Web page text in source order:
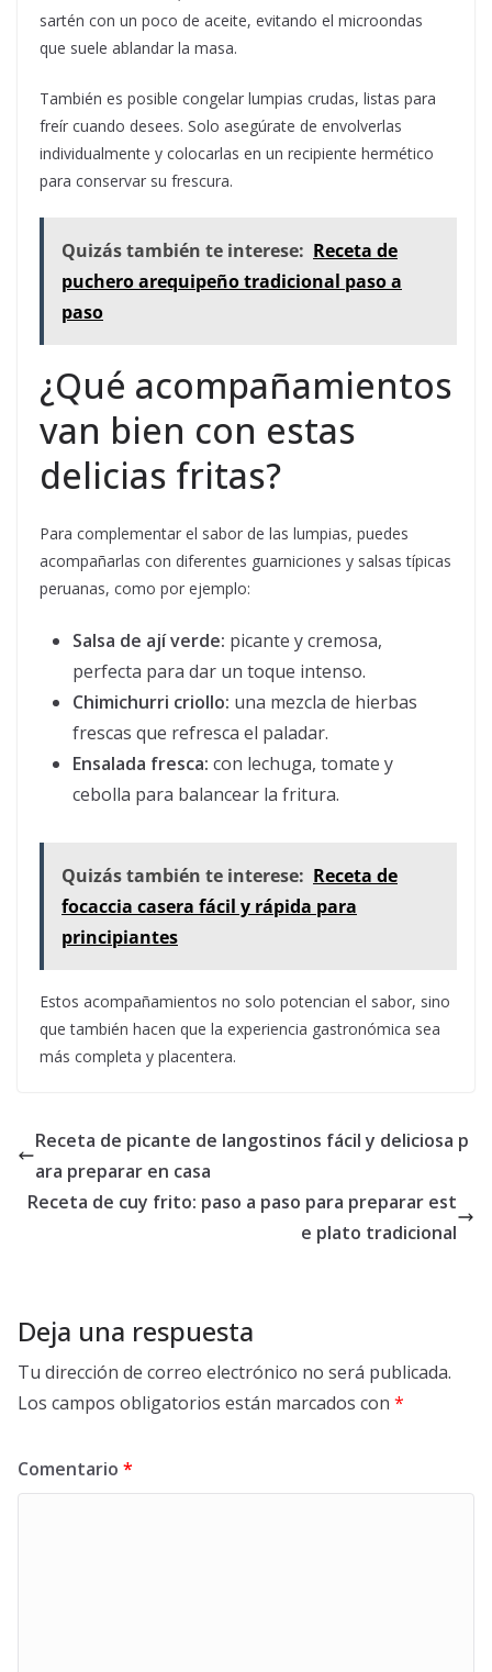
sartén con un poco de aceite, evitando el microondas
que suele ablandar la masa.
También es posible congelar lumpias crudas, listas para
freír cuando desees. Solo asegúrate de envolverlas
individualmente y colocarlas en un recipiente hermético
para conservar su frescura.
Quizás también te interese: Receta de
puchero arequipeño tradicional paso a
paso
¿Qué acompañamientos
van bien con estas
delicias fritas?
Para complementar el sabor de las lumpias, puedes
acompañarlas con diferentes guarniciones y salsas típicas
peruanas, como por ejemplo:
Salsa de ají verde: picante y cremosa,
perfecta para dar un toque intenso.
Chimichurri criollo: una mezcla de hierbas
frescas que refresca el paladar.
Ensalada fresca: con lechuga, tomate y
cebolla para balancear la fritura.
Quizás también te interese: Receta de
focaccia casera fácil y rápida para
principiantes
Estos acompañamientos no solo potencian el sabor, sino
que también hacen que la experiencia gastronómica sea
más completa y placentera.
Receta de picante de langostinos fácil y deliciosa p
ara preparar en casa
Receta de cuy frito: paso a paso para preparar est
e plato tradicional
Deja una respuesta
Tu dirección de correo electrónico no será publicada.
Los campos obligatorios están marcados con *
Comentario *